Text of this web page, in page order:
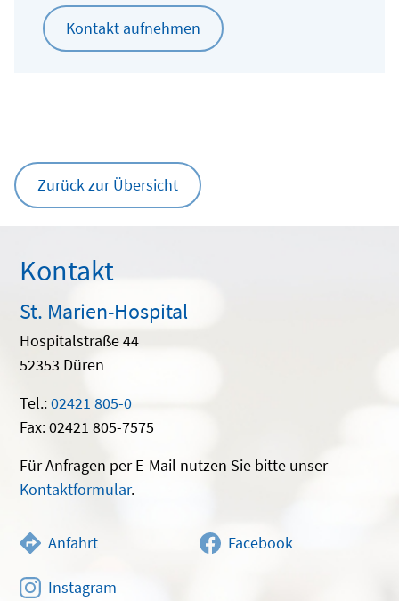
Kontakt aufnehmen
Zurück zur Übersicht
Kontakt
St. Marien-Hospital
Hospitalstraße 44
52353 Düren
Tel.:02421 805-0
Fax: 02421 805-7575
Für Anfragen per E-Mail nutzen Sie bitte unser
Kontaktformular.
Anfahrt Facebook
Instagram